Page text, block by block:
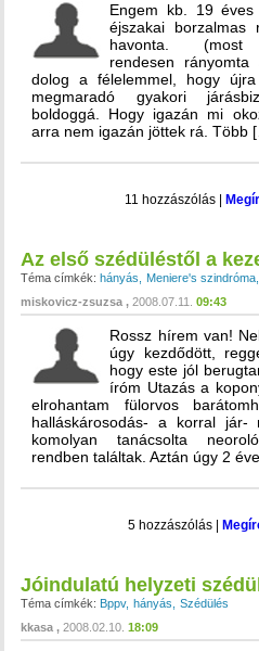
Engem kb. 19
éjszakai borzalmas
havonta. (most
rendesen
dolog a félelemmel, hogy
megmaradó gyakori
boldoggá. Hogy igazán mi
arra nem igazán jöttek rá. Több
11 hozzászólás|
Az első szédüléstől a
Téma címkék: hányás Meniere's szindróma
miskovicz-zsuzsa
2008.07.11. 09:43
Rossz hírem van!
úgy kezdődött,
hogy este jól
íróm Utazás a
elrohantam fülorvos
halláskárosodás- a korral jár-
komolyan tanácsolta
rendben találtak. Aztán úgy 2
5 hozzászólás|
Jóindulatú helyzeti
Téma címkék: Bppv hányás
Szédülés
kkasa
2008.02.10. 18:09